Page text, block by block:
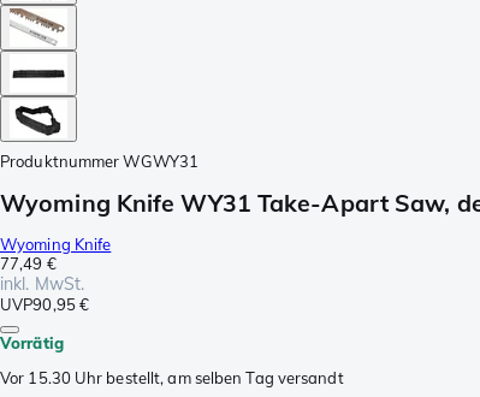
Produktnummer WGWY31
Wyoming Knife WY31 Take-Apart Saw,
Wyoming Knife
77,49 €
inkl. MwSt.
UVP90,95 €
Vorrätig
Vor 15.30 Uhr bestellt, am selben Tag versandt